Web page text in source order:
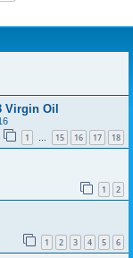
Virgin Oil
1 … 15 16 17 18
1 2
1 2 3 4 5 6